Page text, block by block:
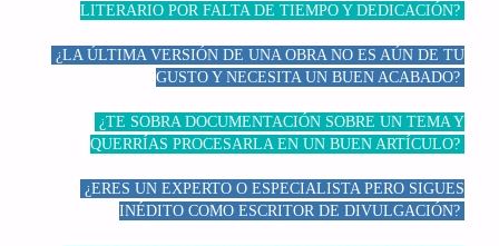
LITERARIO POR FALTA DE TIEMPO Y DEDICACIÓN?
¿LA ÚLTIMA VERSIÓN DE UNA OBRA NO ES AÚN DE TU
GUSTO Y NECESITA UN BUEN ACABADO?
¿TE SOBRA DOCUMENTACIÓN SOBRE UN TEMA Y
QUERRÍAS PROCESARLA EN UN BUEN ARTÍCULO?
¿ERES UN EXPERTO O ESPECIALISTA PERO SIGUES
INÉDITO COMO ESCRITOR DE DIVULGACIÓN?